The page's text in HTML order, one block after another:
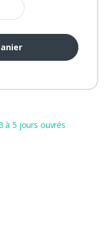
à 5 jours ouvrés